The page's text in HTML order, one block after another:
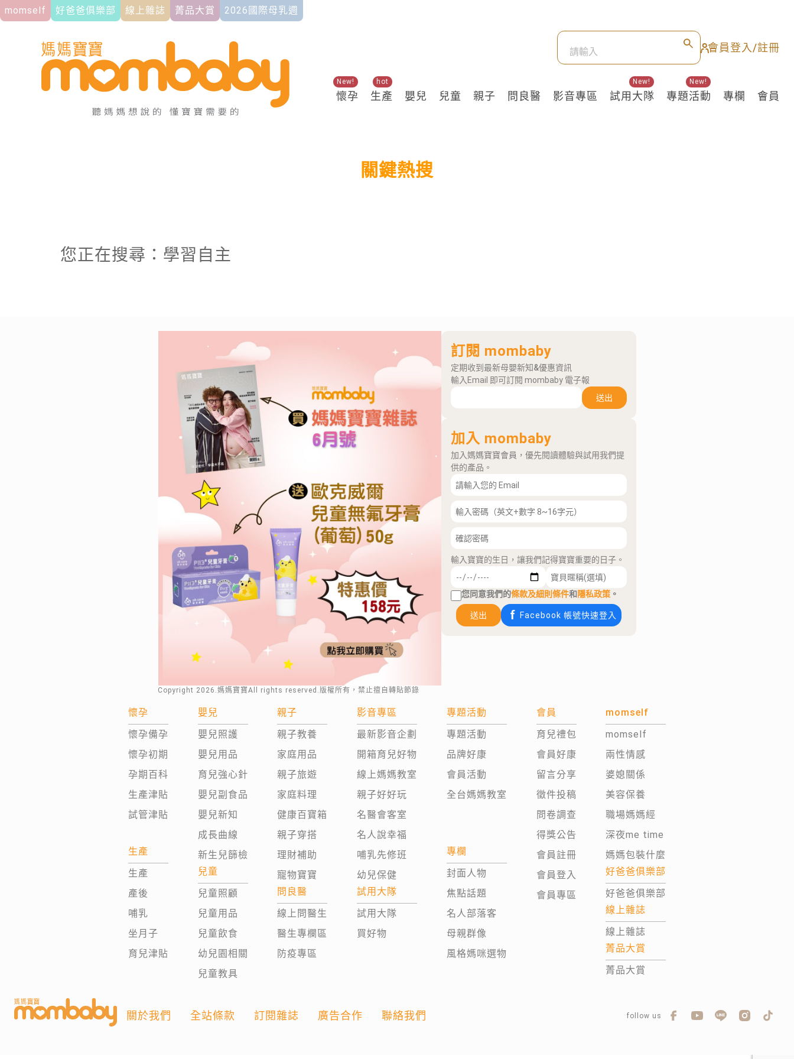
momself 好爸爸俱樂部 線上雜誌 菁品大賞 2026國際母乳週
會員登入/註冊
懷孕
New!
生產
hot
嬰兒 兒童 親子 問良醫 影音專區 試用大隊
New!
專題活動
New!
專欄 會員
關鍵熱搜
您正在搜尋：學習自主
Copyright 2026 .媽媽寶寶All rights reserved.版權所有，禁止擅自轉貼節錄
訂閱 mombaby
定期收到最新母嬰新知&優惠資訊
輸入Email 即可訂閱 mombaby 電子報
送出
加入 mombaby
加入媽媽寶寶會員，優先閱讀體驗與試用我們提
供的產品。
輸入寶寶的生日，讓我們記得寶寶重要的日子。
您同意我們的條款及細則條件和隱私政策 。
送出 Facebook 帳號快速登入
懷孕
懷孕備孕
懷孕初期
孕期百科
生產津貼
試管津貼
生產
生產
產後
哺乳
坐月子
育兒津貼
嬰兒
嬰兒照護
嬰兒用品
育兒強心針
嬰兒副食品
嬰兒新知
成長曲線
新生兒篩檢
兒童
兒童照顧
兒童用品
兒童飲食
幼兒園相關
兒童教具
親子
親子教養
家庭用品
親子旅遊
家庭料理
健康百寶箱
親子穿搭
理財補助
寵物寶寶
問良醫
線上問醫生
醫生專欄區
防疫專區
影音專區
最新影音企劃
開箱育兒好物
線上媽媽教室
親子好好玩
名醫會客室
名人說幸福
哺乳先修班
幼兒保健
試用大隊
試用大隊
買好物
專題活動
專題活動
品牌好康
會員活動
全台媽媽教室
專欄
封面人物
焦點話題
名人部落客
母親群像
風格媽咪選物
會員
育兒禮包
會員好康
留言分享
徵件投稿
問卷調查
得獎公告
會員註冊
會員登入
會員專區
momself
momself
兩性情感
婆媳關係
美容保養
職場媽媽經
深夜me time
媽媽包裝什麼
好爸爸俱樂部
好爸爸俱樂部
線上雜誌
線上雜誌
菁品大賞
菁品大賞
關於我們 全站條款 訂閱雜誌 廣告合作 聯絡我們 follow us